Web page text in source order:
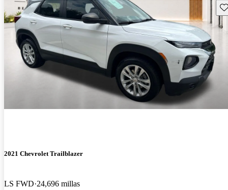
2021 Chevrolet Trailblazer
LS FWD 24,696 millas